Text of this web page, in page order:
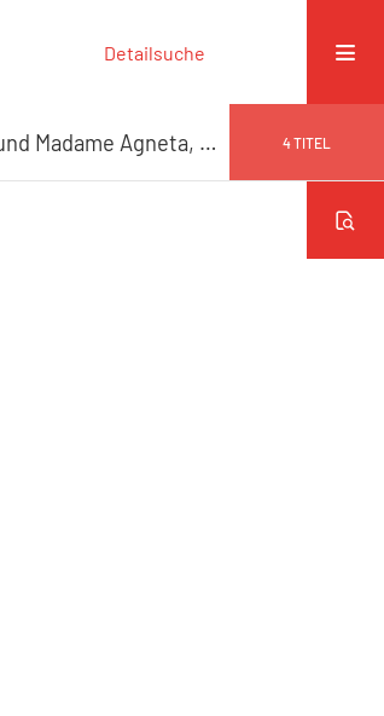
Detailsuche
Acrostichon, dem glücklichen Tage, der vor fünf und zwanzig Jahren Herrn Johann Caspar Kramer und Madame Agneta, geb. Kalkmann vereinigte, am Tage seiner Erneuerung den 17. September 1807 gewidmet 4TITEL